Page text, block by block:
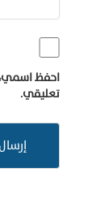
احفظ اسمي،
تعليقي.